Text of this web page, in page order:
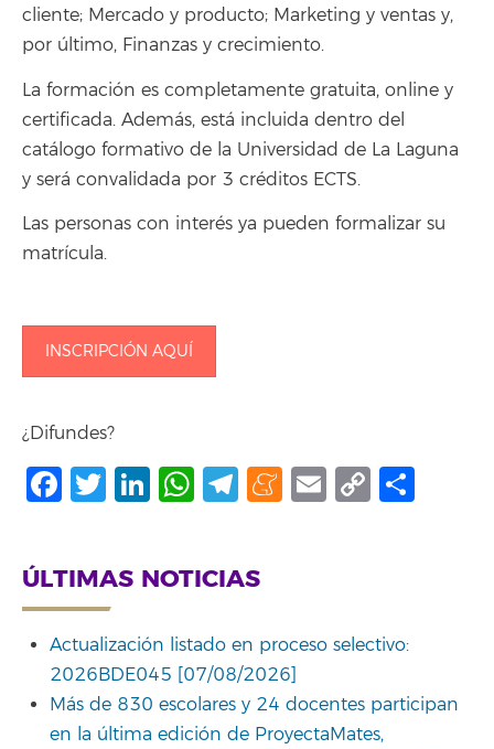
cliente; Mercado y producto; Marketing y ventas y,
por último, Finanzas y crecimiento.
La formación es completamente gratuita, online y
certificada. Además, está incluida dentro del
catálogo formativo de la Universidad de La Laguna
y será convalidada por 3 créditos ECTS.
Las personas con interés ya pueden formalizar su
matrícula.
INSCRIPCIÓN AQUÍ
¿Difundes?
Facebook
Twitter
LinkedIn
WhatsApp
Telegram
Meneame
Email
Copy
ÚLTIMAS NOTICIAS
Actualización listado en proceso selectivo:
2026BDE045 [07/08/2026]
Más de 830 escolares y 24 docentes participan
en la última edición de ProyectaMates,